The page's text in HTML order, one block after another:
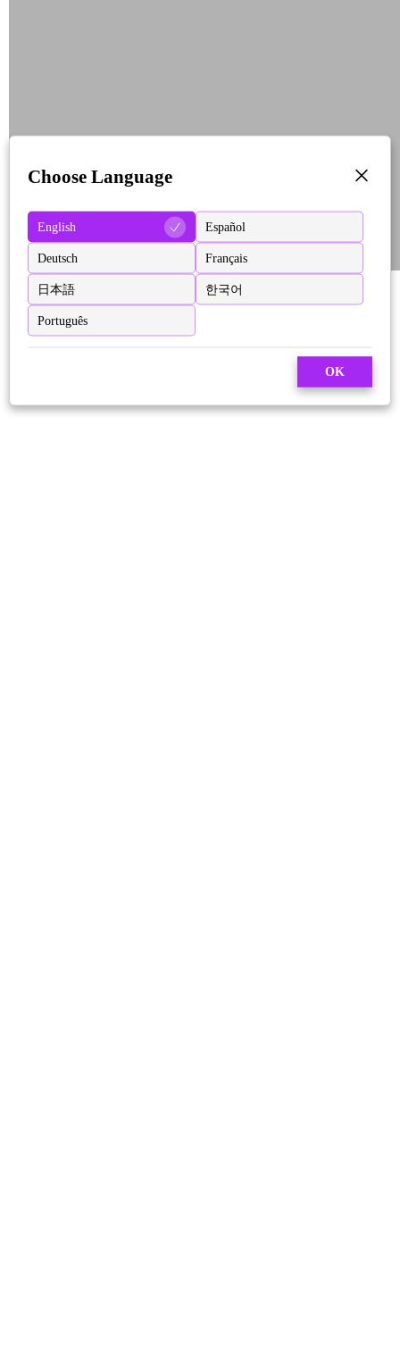
Choose Language
English Español
Deutsch Français
日本語 한국어
Português
OK